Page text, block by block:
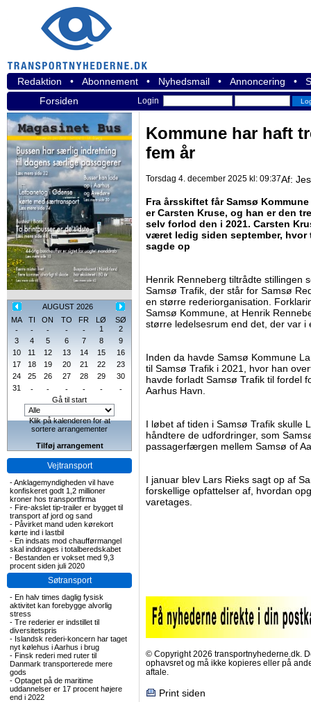
Redaktion • Abonnement • Nyhedsmail • Annoncering •
Forsiden
Login
AUGUST 2026
MA
TI ON TO FR LØ
SØ
-
- - - - 1
2
3
4 5 6 7 8
9
10
11 12 13 14 15
16
17
18 19 20 21 22
23
24
25 26 27 28 29
30
31
- - - - -
-
Gå til start
Klik på kalenderen for at
sortere arrangementer
Tilføj arrangement
Vejtransport
-Anklagemyndigheden vil have
konfiskeret godt 1,2 millioner
kroner hos transportfirma
- Fire-akslet tip-trailer er bygget til
transport af jord og sand
- Påvirket mand uden kørekort
kørte ind i lastbil
- En indsats mod chaufførmangel
skal inddrages i totalberedskabet
- Bestanden er vokset med 9,3
procent siden juli 2020
Søtransport
- En halv times daglig fysisk
aktivitet kan forebygge alvorlig
stress
- Tre rederier er indstillet til
diversitetspris
- Islandsk rederi-koncern har taget
nyt kølehus i Aarhus i brug
- Finsk rederi med ruter til
Danmark transporterede mere
gods
- Optaget på de maritime
uddannelser er 17 procent højere
end i 2022
Kommune har haft
fem år
Torsdag 4. december 2025 kl: 09:37Af:
Fra årsskiftet får Samsø
er Carsten Kruse, og han er den
selv forlod den i 2021. Carsten
været ledig siden september, hvor
sagde op
Henrik Renneberg tiltrådte stillingen
Samsø Trafik, der står for Samsø
en større rederiorganisation.
Samsø Kommune, at Henrik
større ledelsesrum end det, der var i
Inden da havde Samsø Kommune
til Samsø Trafik i 2021, hvor han
havde forladt Samsø Trafik til fordel
Aarhus Havn.
I løbet af tiden i Samsø Trafik skulle
håndtere de udfordringer, som
passagerfærgen mellem Samsø of
I januar blev Lars Rieks sagt op af
forskellige opfattelser af, hvordan
varetages.
© Copyright 2026 transportnyhederne.dk.
ophavsret og må ikke kopieres eller på
aftale.
Print siden